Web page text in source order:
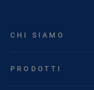
CHI SIAMO
PRODOTTI